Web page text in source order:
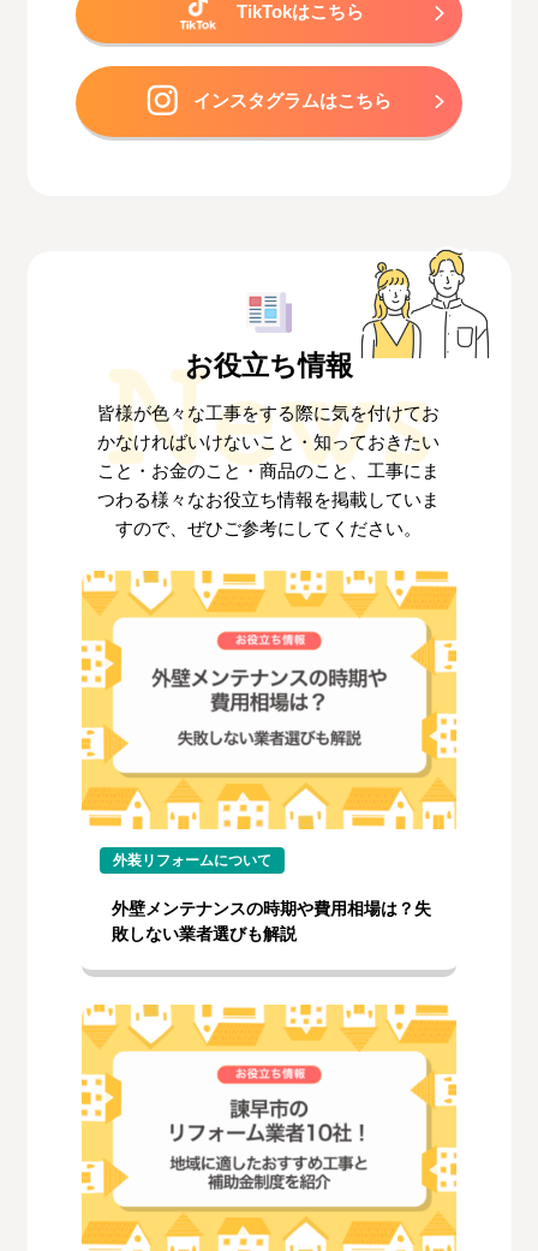
TikTokはこちら
インスタグラムはこちら
お役立ち情報
皆様が色々な工事をする際に気を付けてお
かなければいけないこと・知っておきたい
こと・お金のこと・商品のこと、工事にま
つわる様々なお役立ち情報を掲載していま
すので、ぜひご参考にしてください。
外装リフォームについて
外壁メンテナンスの時期や費用相場は？失
敗しない業者選びも解説